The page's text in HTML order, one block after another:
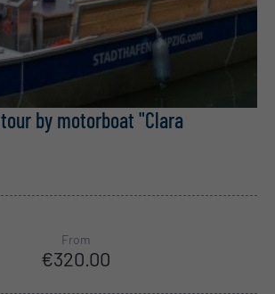
by motorboat "Clara
From
€320.00